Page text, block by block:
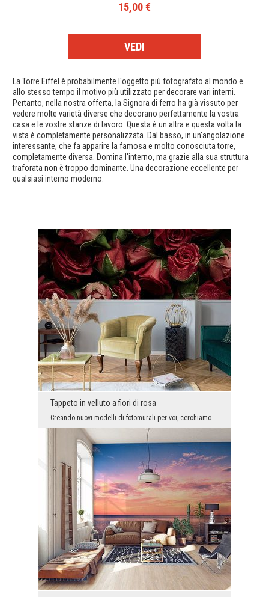
15,00 €
VEDI
La Torre Eiffel è probabilmente l'oggetto più fotografato al mondo e
allo stesso tempo il motivo più utilizzato per decorare vari interni.
Pertanto, nella nostra offerta, la Signora di ferro ha già vissuto per
vedere molte varietà diverse che decorano perfettamente la vostra
casa e le vostre stanze di lavoro. Questa è un altra e questa volta la
vista è completamente personalizzata. Dal basso, in un'angolazione
interessante, che fa apparire la famosa e molto conosciuta torre,
completamente diversa. Domina l'interno, ma grazie alla sua struttura
traforata non è troppo dominante. Una decorazione eccellente per
qualsiasi interno moderno.
Tappeto in velluto a fiori di rosa
Creando nuovi modelli di fotomurali per voi, cerchiamo l'ispirazione nei nostri dintorni e nella ...